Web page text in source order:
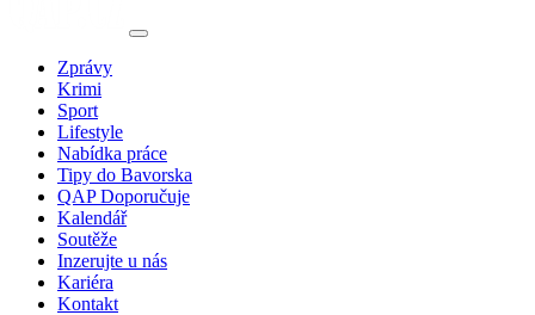
Zprávy
Krimi
Sport
Lifestyle
Nabídka práce
Tipy do Bavorska
QAP Doporučuje
Kalendář
Soutěže
Inzerujte u nás
Kariéra
Kontakt